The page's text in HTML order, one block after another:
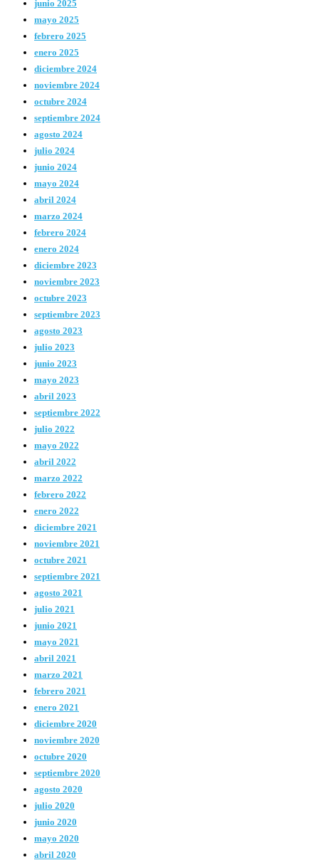
junio 2025
mayo 2025
febrero 2025
enero 2025
diciembre 2024
noviembre 2024
octubre 2024
septiembre 2024
agosto 2024
julio 2024
junio 2024
mayo 2024
abril 2024
marzo 2024
febrero 2024
enero 2024
diciembre 2023
noviembre 2023
octubre 2023
septiembre 2023
agosto 2023
julio 2023
junio 2023
mayo 2023
abril 2023
septiembre 2022
julio 2022
mayo 2022
abril 2022
marzo 2022
febrero 2022
enero 2022
diciembre 2021
noviembre 2021
octubre 2021
septiembre 2021
agosto 2021
julio 2021
junio 2021
mayo 2021
abril 2021
marzo 2021
febrero 2021
enero 2021
diciembre 2020
noviembre 2020
octubre 2020
septiembre 2020
agosto 2020
julio 2020
junio 2020
mayo 2020
abril 2020